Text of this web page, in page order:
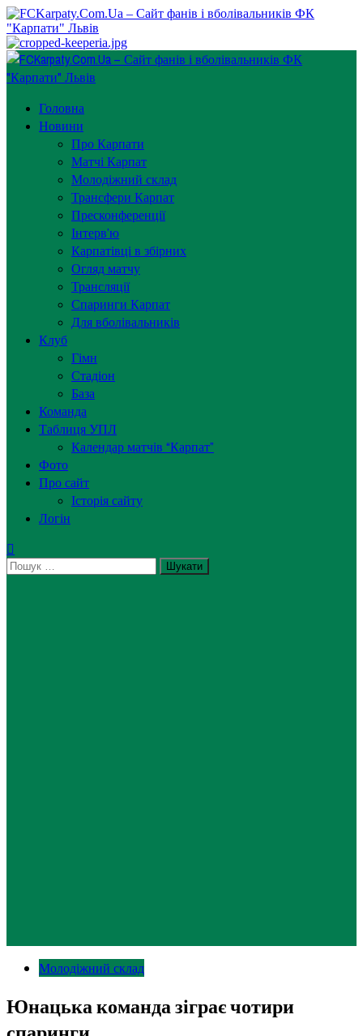
Перейти
до
вмісту
Primary
Menu
Головна
Новини
Про Карпати
Матчі Карпат
Молодіжний склад
Трансфери Карпат
Пресконференції
Інтерв’ю
Карпатівці в збірних
Огляд матчу
Трансляції
Спаринги Карпат
Для вболівальників
Клуб
Гімн
Стадіон
База
Команда
Таблиця УПЛ
Календар матчів “Карпат”
Фото
Про сайт
Історія сайту
Логін
Пошук:
Молодіжний склад
Юнацька команда зіграє чотири